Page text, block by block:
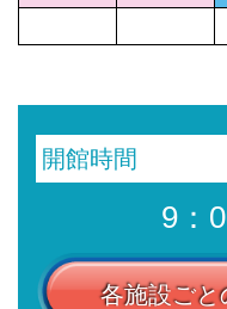
開館時間
9：
各施設ごと